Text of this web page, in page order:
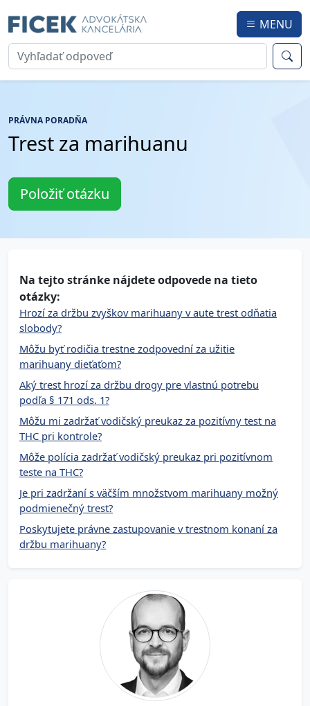
MENU
PRÁVNA PORADŇA
Trest za marihuanu
Položiť otázku
Na tejto stránke nájdete odpovede na tieto
otázky:
Hrozí za držbu zvyškov marihuany v aute trest odňatia
slobody?
Môžu byť rodičia trestne zodpovední za užitie
marihuany dieťaťom?
Aký trest hrozí za držbu drogy pre vlastnú potrebu
podľa § 171 ods. 1?
Môžu mi zadržať vodičský preukaz za pozitívny test na
THC pri kontrole?
Môže polícia zadržať vodičský preukaz pri pozitívnom
teste na THC?
Je pri zadržaní s väčším množstvom marihuany možný
podmienečný trest?
Poskytujete právne zastupovanie v trestnom konaní za
držbu marihuany?